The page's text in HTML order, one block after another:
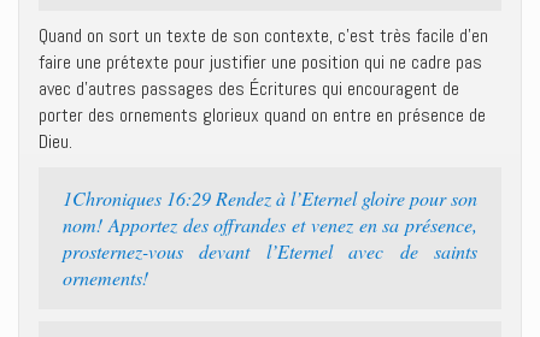
Quand on sort un texte de son contexte, c’est très facile d’en
faire une prétexte pour justifier une position qui ne cadre pas
avec d’autres passages des Écritures qui encouragent de
porter des ornements glorieux quand on entre en présence de
Dieu.
1Chroniques 16:29 Rendez à l’Eternel gloire pour son
nom! Apportez des offrandes et venez en sa présence,
prosternez-vous devant l’Eternel avec de saints
ornements!